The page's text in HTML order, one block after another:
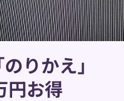
りかえ」
円お得